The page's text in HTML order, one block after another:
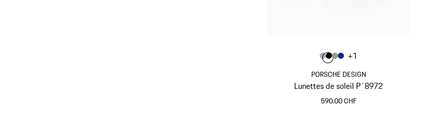
PORSCHE DESIGN
Lunettes de soleil P´8972
590.00 CHF
Couleur
Couleur
Couleur
Couleur
Couleur
+1